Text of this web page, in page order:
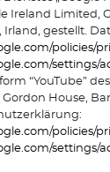
Ireland Limited,
Irland, gestellt.
policies/
settings/
“YouTube”
Gordon House,
policies/
settings/